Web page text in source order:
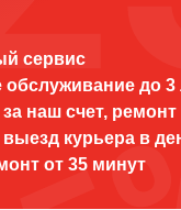
сервис
обслуживание до 3
наш счет,
курьера в
от 35 минут